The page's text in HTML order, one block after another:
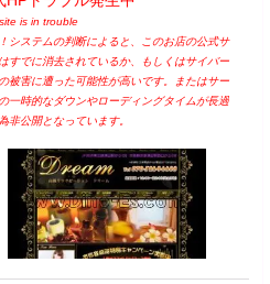
is in trouble
システムの判断によると、このお店の公式サ
すでに消去されているか、もしくはサイバー
被害に遭った可能性が高いです。またはサー
一時的なダウンやローディングタイムが長過
非公開となっています。